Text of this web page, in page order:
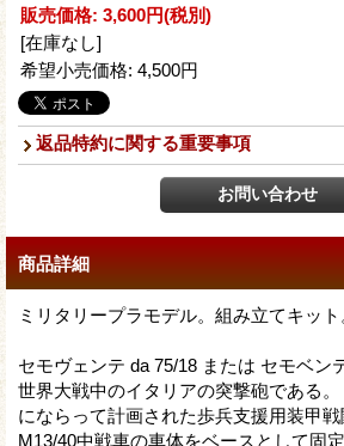
販売価格: 3,600円(税別)
[在庫なし]
希望小売価格: 4,500円
返品特約に関する重要事項
商品詳細
ミリタリープラモデル。組み立てキット
セモヴェンテ da 75/18 または セモベン
世界大戦中のイタリアの突撃砲である
にならって計画された歩兵支援用装甲戦
M13/40中戦車の車体をベースとして固